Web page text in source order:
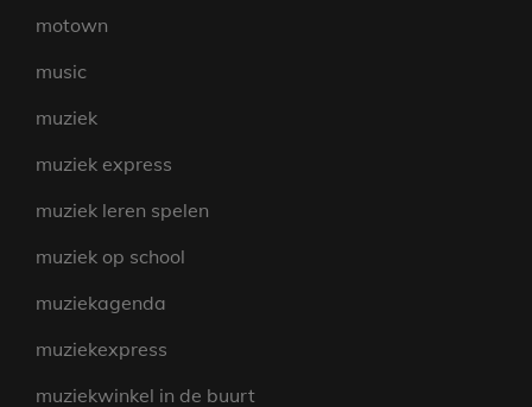
motown
music
muziek
muziek express
muziek leren spelen
muziek op school
muziekagenda
muziekexpress
muziekwinkel in de buurt